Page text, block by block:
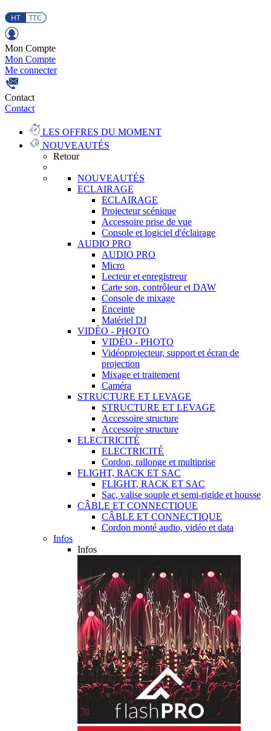
Mon Compte
Mon Compte
Me connecter
Contact
Contact
LES OFFRES DU MOMENT
NOUVEAUTÉS
Retour
NOUVEAUTÉS
ECLAIRAGE
ECLAIRAGE
Projecteur scénique
Accessoire prise de vue
Console et logiciel d'éclairage
AUDIO PRO
AUDIO PRO
Micro
Lecteur et enregistreur
Carte son, contrôleur et DAW
Console de mixage
Enceinte
Matériel DJ
VIDÉO - PHOTO
VIDÉO - PHOTO
Vidéoprojecteur, support et écran de
projection
Mixage et traitement
Caméra
STRUCTURE ET LEVAGE
STRUCTURE ET LEVAGE
Accessoire structure
Accessoire structure
ELECTRICITÉ
ELECTRICITÉ
Cordon, rallonge et multiprise
FLIGHT, RACK ET SAC
FLIGHT, RACK ET SAC
Sac, valise souple et semi-rigide et housse
CÂBLE ET CONNECTIQUE
CÂBLE ET CONNECTIQUE
Cordon monté audio, vidéo et data
Infos
Infos